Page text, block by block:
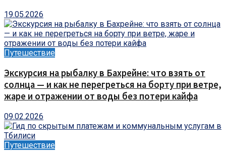
19.05.2026
Путешествие
Экскурсия на рыбалку в Бахрейне: что взять от
солнца — и как не перегреться на борту при ветре,
жаре и отражении от воды без потери кайфа
09.02.2026
Путешествие